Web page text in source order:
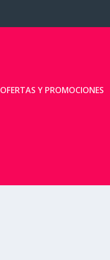
OFERTAS Y PROMOCIONES